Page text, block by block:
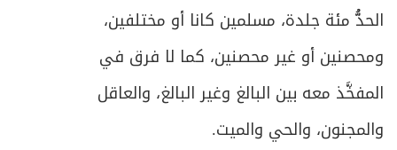
الحدُّ مئة جلدة، مسلمين كانا أو مختلفين،
ومحصنين أو غير محصنين، كما لا فرق في
المفخَّذ معه بين البالغ وغير البالغ، والعاقل
والمجنون، والحي والميت.
591 الباب الثاني: في الطلاق
ص
595 الفصل الأول: في الطلاق
597 المبحث الأول: في شروط الطلاق والأقسام